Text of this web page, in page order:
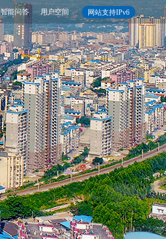
网站支持IPv6
智能问答 用户空间